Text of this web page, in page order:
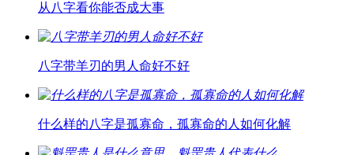
从八字看你能否成大事
八字带羊刃的男人命好不好
什么样的八字是孤寡命，孤寡命的人如何化解